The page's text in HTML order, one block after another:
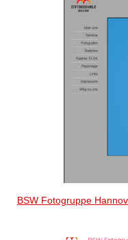
BSW Fotogruppe